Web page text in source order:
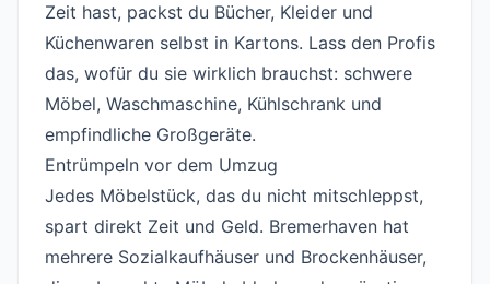
Zeit hast, packst du Bücher, Kleider und
Küchenwaren selbst in Kartons. Lass den Profis
das, wofür du sie wirklich brauchst: schwere
Möbel, Waschmaschine, Kühlschrank und
empfindliche Großgeräte.
Entrümpeln vor dem Umzug
Jedes Möbelstück, das du nicht mitschleppst,
spart direkt Zeit und Geld. Bremerhaven hat
mehrere Sozialkaufhäuser und Brockenhäuser,